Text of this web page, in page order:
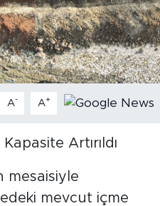
A- A+
Artırıldı
mesaisiyle
mevcut içme